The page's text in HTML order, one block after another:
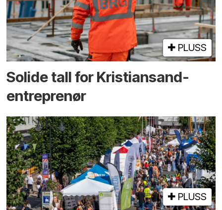
PLUSS
Solide tall for Kristiansand-
entreprenør
PLUSS